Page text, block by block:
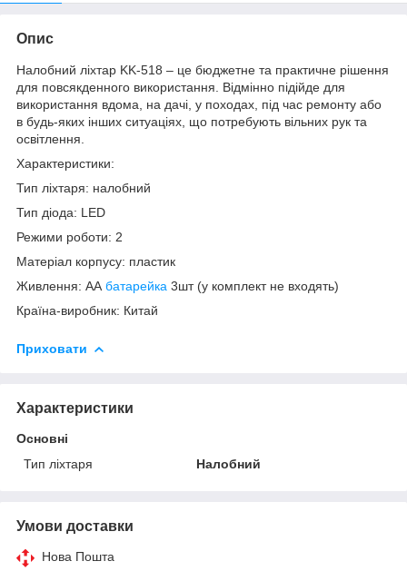
Опис
Налобний ліхтар KK-518 – це бюджетне та практичне рішення
для повсякденного використання. Відмінно підійде для
використання вдома, на дачі, у походах, під час ремонту або
в будь-яких інших ситуаціях, що потребують вільних рук та
освітлення.
Характеристики:
Тип ліхтаря: налобний
Тип діода: LED
Режими роботи: 2
Матеріал корпусу: пластик
Живлення: АА батарейка 3шт (у комплект не входять)
Країна-виробник: Китай
Приховати
Характеристики
Основні
Тип ліхтаря
Налобний
Умови доставки
Нова Пошта